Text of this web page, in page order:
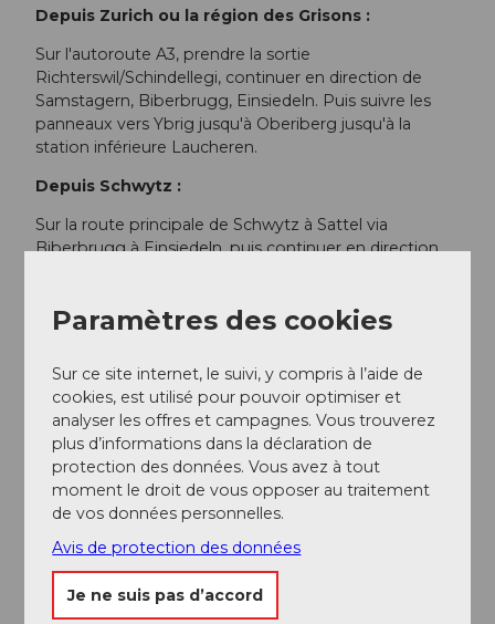
Depuis Zurich ou la région des Grisons :
Sur l'autoroute A3, prendre la sortie
Richterswil/Schindellegi, continuer en direction de
Samstagern, Biberbrugg, Einsiedeln. Puis suivre les
panneaux vers Ybrig jusqu'à Oberiberg jusqu'à la
station inférieure Laucheren.
Depuis Schwytz :
Sur la route principale de Schwytz à Sattel via
Biberbrugg à Einsiedeln, puis continuer en direction
Parking station inférieure Laucheren
Transports en commun
Prendre le train jusqu'à Einsiedeln puis le car postal de
la gare d'Einsiedeln jusqu'à Oberiberg, station
inférieure Laucheren.
Horaire CFF
Paramètres des cookies
Sur ce site internet, le suivi, y compris à l’aide de
cookies, est utilisé pour pouvoir optimiser et
analyser les offres et campagnes. Vous trouverez
plus d’informations dans la déclaration de
protection des données. Vous avez à tout
moment le droit de vous opposer au traitement
de vos données personnelles.
Avis de protection des données
Je ne suis pas d’accord